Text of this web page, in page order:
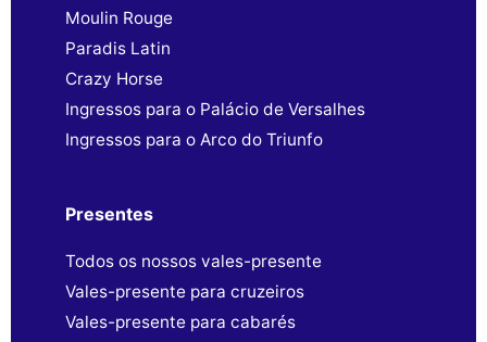
Moulin Rouge
Paradis Latin
Crazy Horse
Ingressos para o Palácio de Versalhes
Ingressos para o Arco do Triunfo
Presentes
Todos os nossos vales-presente
Vales-presente para cruzeiros
Vales-presente para cabarés